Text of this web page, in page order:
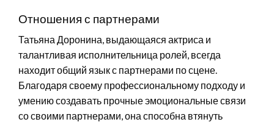
Отношения с партнерами
Татьяна Доронина, выдающаяся актриса и
талантливая исполнительница ролей, всегда
находит общий язык с партнерами по сцене.
Благодаря своему профессиональному подходу и
умению создавать прочные эмоциональные связи
со своими партнерами, она способна втянуть